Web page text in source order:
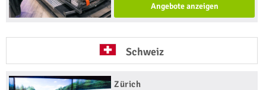
Angebote anzeigen
Schweiz
Zürich